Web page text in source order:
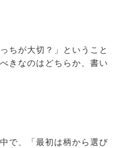
ちが大切？」ということ
きなのはどちらか、書い
で、「最初は柄から選び